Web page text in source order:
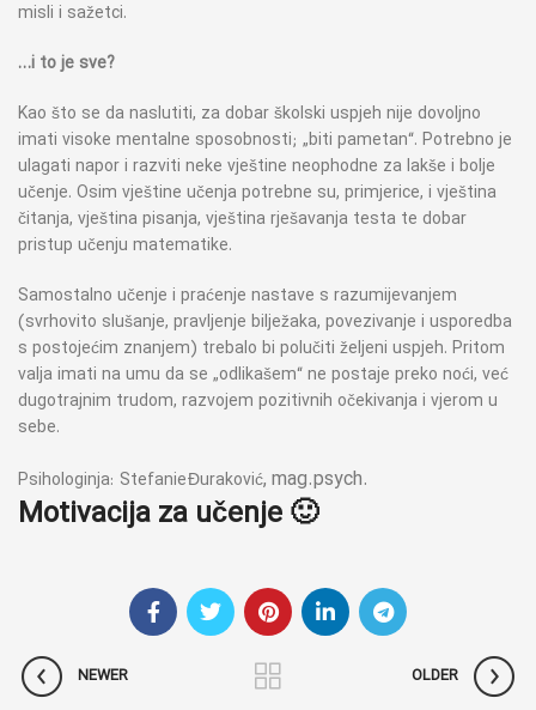
misli i sažetci.
…i to je sve?
Kao što se da naslutiti, za dobar školski uspjeh nije dovoljno
imati visoke mentalne sposobnosti; „biti pametan“. Potrebno je
ulagati napor i razviti neke vještine neophodne za lakše i bolje
učenje. Osim vještine učenja potrebne su, primjerice, i vještina
čitanja, vještina pisanja, vještina rješavanja testa te dobar
pristup učenju matematike.
Samostalno učenje i praćenje nastave s razumijevanjem
(svrhovito slušanje, pravljenje bilježaka, povezivanje i usporedba
s postojećim znanjem) trebalo bi polučiti željeni uspjeh. Pritom
valja imati na umu da se „odlikašem“ ne postaje preko noći, već
dugotrajnim trudom, razvojem pozitivnih očekivanja i vjerom u
sebe.
Psihologinja: Stefanie Đuraković, mag.psych.
Motivacija za učenje 🙂
NEWER OLDER